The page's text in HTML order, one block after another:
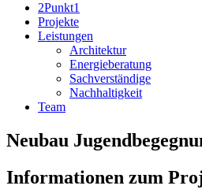
2Punkt1
Projekte
Leistungen
Architektur
Energieberatung
Sachverständige
Nachhaltigkeit
Team
Neubau
Informationen zum